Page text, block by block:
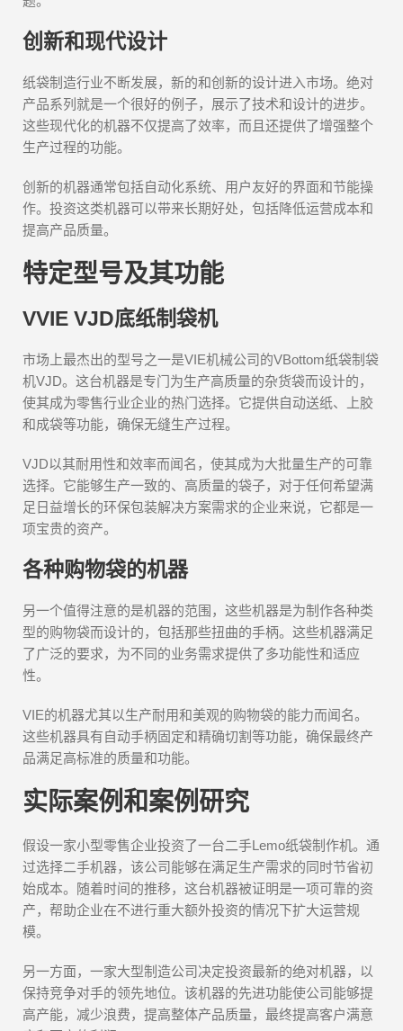
创新和现代设计
纸袋制造行业不断发展，新的和创新的设计进入市场。绝对
产品系列就是一个很好的例子，展示了技术和设计的进步。
这些现代化的机器不仅提高了效率，而且还提供了增强整个
生产过程的功能。
创新的机器通常包括自动化系统、用户友好的界面和节能操
作。投资这类机器可以带来长期好处，包括降低运营成本和
提高产品质量。
特定型号及其功能
VVIE VJD底纸制袋机
市场上最杰出的型号之一是VIE机械公司的VBottom纸袋制袋
机VJD。这台机器是专门为生产高质量的杂货袋而设计的，
使其成为零售行业企业的热门选择。它提供自动送纸、上胶
和成袋等功能，确保无缝生产过程。
VJD以其耐用性和效率而闻名，使其成为大批量生产的可靠
选择。它能够生产一致的、高质量的袋子，对于任何希望满
足日益增长的环保包装解决方案需求的企业来说，它都是一
项宝贵的资产。
各种购物袋的机器
另一个值得注意的是机器的范围，这些机器是为制作各种类
型的购物袋而设计的，包括那些扭曲的手柄。这些机器满足
了广泛的要求，为不同的业务需求提供了多功能性和适应
性。
VIE的机器尤其以生产耐用和美观的购物袋的能力而闻名。
这些机器具有自动手柄固定和精确切割等功能，确保最终产
品满足高标准的质量和功能。
实际案例和案例研究
假设一家小型零售企业投资了一台二手Lemo纸袋制作机。通
过选择二手机器，该公司能够在满足生产需求的同时节省初
始成本。随着时间的推移，这台机器被证明是一项可靠的资
产，帮助企业在不进行重大额外投资的情况下扩大运营规
模。
另一方面，一家大型制造公司决定投资最新的绝对机器，以
保持竞争对手的领先地位。该机器的先进功能使公司能够提
高产能，减少浪费，提高整体产品质量，最终提高客户满意